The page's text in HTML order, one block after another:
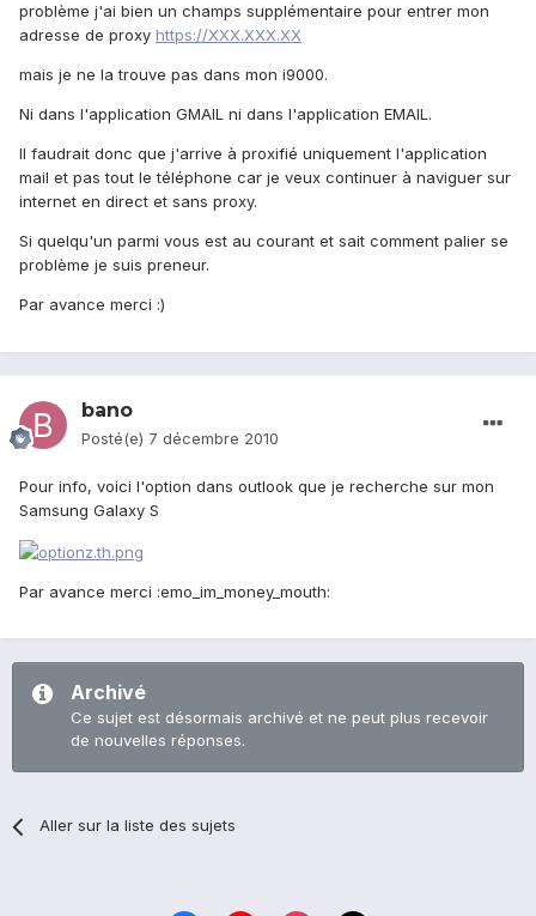
problème j'ai bien un champs supplémentaire pour entrer mon
adresse de proxy https://XXX.XXX.XX
mais je ne la trouve pas dans mon i9000.
Ni dans l'application GMAIL ni dans l'application EMAIL.
Il faudrait donc que j'arrive à proxifié uniquement l'application
mail et pas tout le téléphone car je veux continuer à naviguer sur
internet en direct et sans proxy.
Si quelqu'un parmi vous est au courant et sait comment palier se
problème je suis preneur.
Par avance merci :)
bano
Posté(e) 7 décembre 2010
Pour info, voici l'option dans outlook que je recherche sur mon
Samsung Galaxy S
Par avance merci :emo_im_money_mouth:
Archivé
Ce sujet est désormais archivé et ne peut plus recevoir
de nouvelles réponses.
Aller sur la liste des sujets